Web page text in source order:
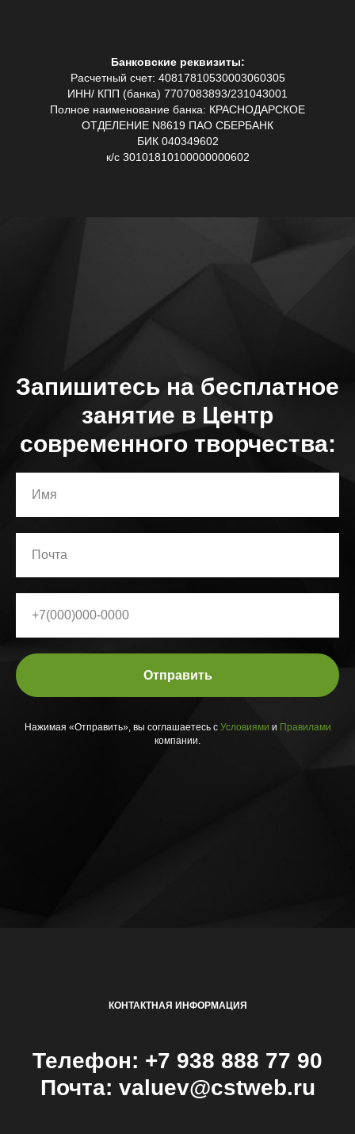
Банковские реквизиты:
Расчетный счет: 40817810530003060305
ИНН/ КПП (банка) 7707083893/231043001
Полное наименование банка: КРАСНОДАРСКОЕ
ОТДЕЛЕНИЕ N8619 ПАО СБЕРБАНК
БИК 040349602
к/с 30101810100000000602
Запишитесь на бесплатное
занятие в Центр
современного творчества:
Отправить
Нажимая «Отправить», вы соглашаетесь с Условиями и Правилами
компании.
КОНТАКТНАЯ ИНФОРМАЦИЯ
Телефон: +7 938 888 77 90
Почта: valuev@cstweb.ru